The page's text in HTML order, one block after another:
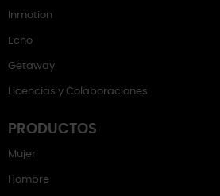
Inmotion
Echo
Getaway
Licencias y Colaboraciones
PRODUCTOS
Mujer
Hombre